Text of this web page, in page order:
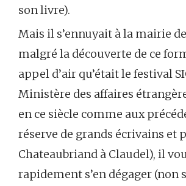
son livre).
Mais il s’ennuyait à la mairie
malgré la découverte de ce
appel d’air qu’était le festival
Ministère des affaires
en ce siècle comme aux
réserve de grands écrivains et
Chateaubriand à Claudel), il
rapidement s’en dégager (non